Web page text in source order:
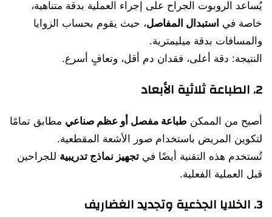
يُساعد الروبوت الجراح على إجراء العملية بدقة متناهية،
خاصة في استبدال المفاصل، حيث يقوم بحساب الزوايا
والمسافات بدقة ميليمترية.
النتيجة: دقة أعلى، فقدان دم أقل، وتعافٍ أسرع.
2. الطباعة ثلاثية الأبعاد
أصبح من الممكن طباعة مفصل أو عظم صناعي مطابق تمامًا
لتكوين المريض باستخدام صور الأشعة المقطعية.
تُستخدم هذه التقنية أيضًا في تجهيز نماذج تدريبية للجراحين
قبل العملية الفعلية.
3. الخلايا الجذعية وتجديد الغضاريف